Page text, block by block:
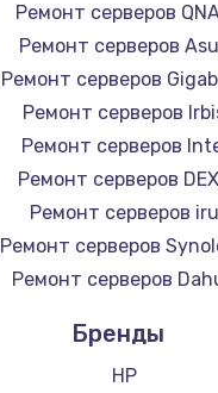
Ремонт серверов
Ремонт серверов
Ремонт серверов
Ремонт серверов
Ремонт серверов
Ремонт серверов
Ремонт серверов iru
Ремонт серверов
Ремонт серверов
Бренды
HP